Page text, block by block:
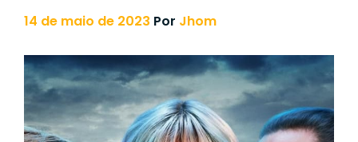
14 de maio de 2023 Por Jhom